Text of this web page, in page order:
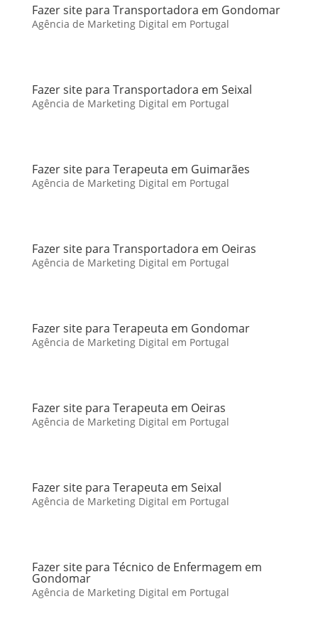
Fazer site para Transportadora em Gondomar
Agência de Marketing Digital em Portugal
Fazer site para Transportadora em Seixal
Agência de Marketing Digital em Portugal
Fazer site para Terapeuta em Guimarães
Agência de Marketing Digital em Portugal
Fazer site para Transportadora em Oeiras
Agência de Marketing Digital em Portugal
Fazer site para Terapeuta em Gondomar
Agência de Marketing Digital em Portugal
Fazer site para Terapeuta em Oeiras
Agência de Marketing Digital em Portugal
Fazer site para Terapeuta em Seixal
Agência de Marketing Digital em Portugal
Fazer site para Técnico de Enfermagem em
Gondomar
Agência de Marketing Digital em Portugal